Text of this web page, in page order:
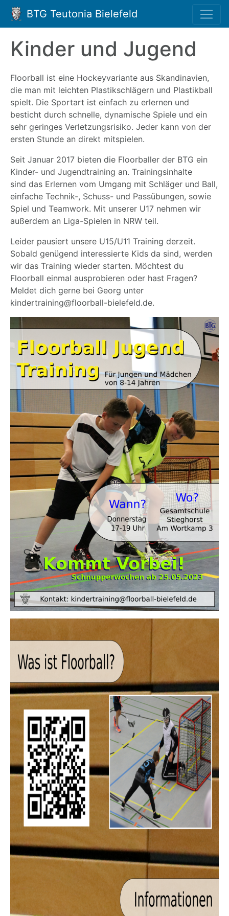
BTG Teutonia Bielefeld
Kinder und Jugend
Floorball ist eine Hockeyvariante aus Skandinavien,
die man mit leichten Plastikschlägern und Plastikball
spielt. Die Sportart ist einfach zu erlernen und
besticht durch schnelle, dynamische Spiele und ein
sehr geringes Verletzungsrisiko. Jeder kann von der
ersten Stunde an direkt mitspielen.
Seit Januar 2017 bieten die Floorballer der BTG ein
Kinder- und Jugendtraining an. Trainingsinhalte
sind das Erlernen vom Umgang mit Schläger und Ball,
einfache Technik-, Schuss- und Passübungen, sowie
Spiel und Teamwork. Mit unserer U17 nehmen wir
außerdem an Liga-Spielen in NRW teil.
Leider pausiert unsere U15/U11 Training derzeit.
Sobald genügend interessierte Kids da sind, werden
wir das Training wieder starten. Möchtest du
Floorball einmal ausprobieren oder hast Fragen?
Meldet dich gerne bei Georg unter
kindertraining@floorball-bielefeld.de.